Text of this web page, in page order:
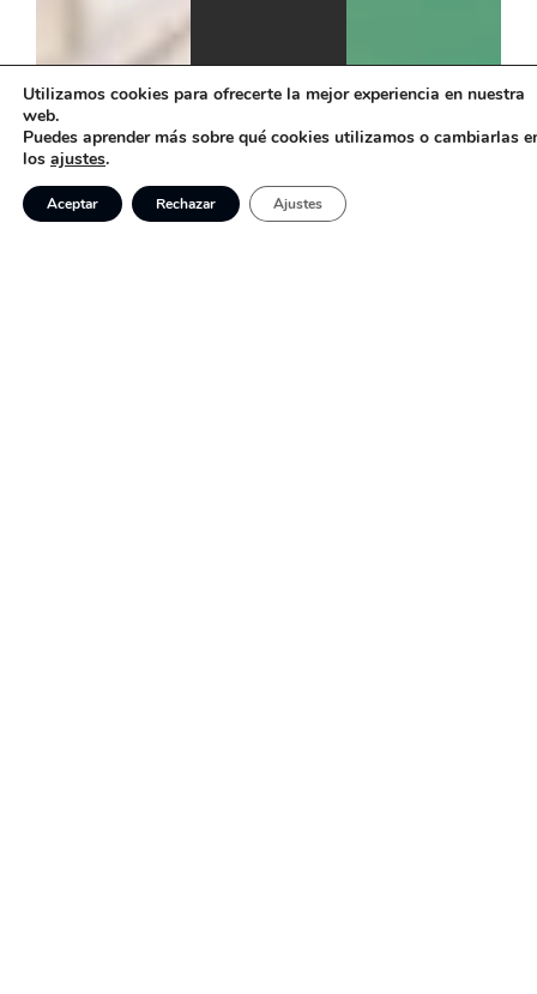
Utilizamos cookies para ofrecerte la mejor experiencia en nuestra
web.
Puedes aprender más sobre qué cookies utilizamos o cambiarlas
los ajustes.
Aceptar Rechazar Ajustes